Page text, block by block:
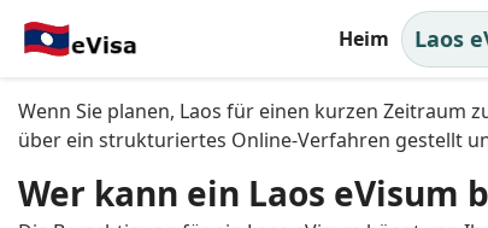
Heim Laos
eVisum
Schnelle, sichere und einfache
Reisende.
Starten Sie Ihr Laos eVisum
Wenn Sie planen, Laos für einen kurzen Zeitraum
über ein strukturiertes Online-Verfahren gestellt
Wer kann ein Laos eVisum